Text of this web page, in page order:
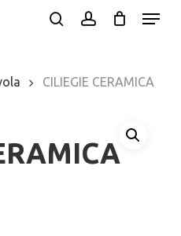
Menu
CILIEGIE CERAMICAMenu